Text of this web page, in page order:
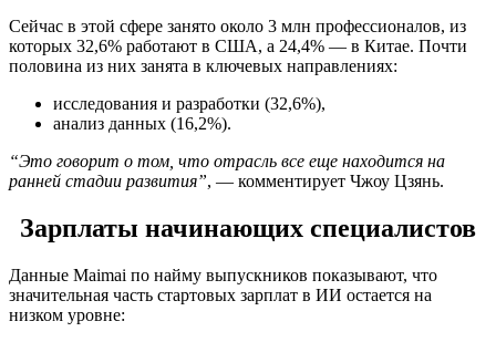
Сейчас в этой сфере занято около 3 млн профессионалов, из
которых 32,6% работают в США, а 24,4% — в Китае. Почти
половина из них занята в ключевых направлениях:
исследования и разработки (32,6%),
анализ данных (16,2%).
“Это говорит о том, что отрасль все еще находится на
ранней стадии развития”, — комментирует Чжоу Цзянь.
Зарплаты начинающих специалистов
Данные Maimai по найму выпускников показывают, что
значительная часть стартовых зарплат в ИИ остается на
низком уровне: